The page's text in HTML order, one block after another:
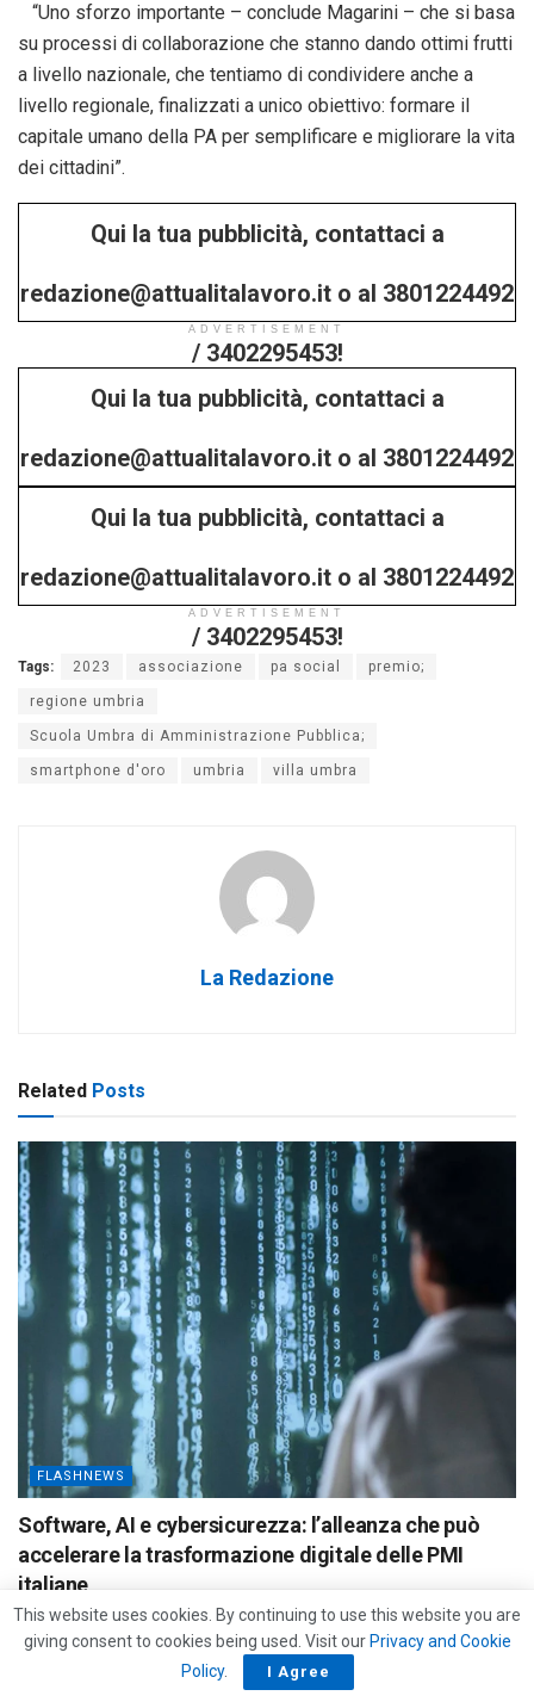
“Uno sforzo importante – conclude Magarini – che si basa
su processi di collaborazione che stanno dando ottimi frutti
a livello nazionale, che tentiamo di condividere anche a
livello regionale, finalizzati a unico obiettivo: formare il
capitale umano della PA per semplificare e migliorare la vita
dei cittadini”.
Qui la tua pubblicità, contattaci a
redazione@attualitalavoro.it o al 3801224492
/ 3402295453!
ADVERTISEMENT
Qui la tua pubblicità, contattaci a
redazione@attualitalavoro.it o al 3801224492
/ 3402295453!
Qui la tua pubblicità, contattaci a
redazione@attualitalavoro.it o al 3801224492
/ 3402295453!
ADVERTISEMENT
Tags: 2023 associazione pa social premio;
regione umbria
Scuola Umbra di Amministrazione Pubblica;
smartphone d'oro umbria villa umbra
La Redazione
Related Posts
FLASHNEWS
Software, AI e cybersicurezza: l’alleanza che può
accelerare la trasformazione digitale delle PMI
italiane
04/08/2026
This website uses cookies. By continuing to use this website you are
giving consent to cookies being used. Visit our Privacy and Cookie
Policy. I Agree